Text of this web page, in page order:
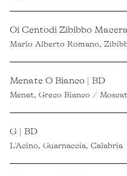
Oi Centodi Zibibbo
Mario Alberto Romano,
Menate O Bianco | BD
Menat, Greco Bianco /
G | BD
L'Acino, Guarnaccia, Calabria